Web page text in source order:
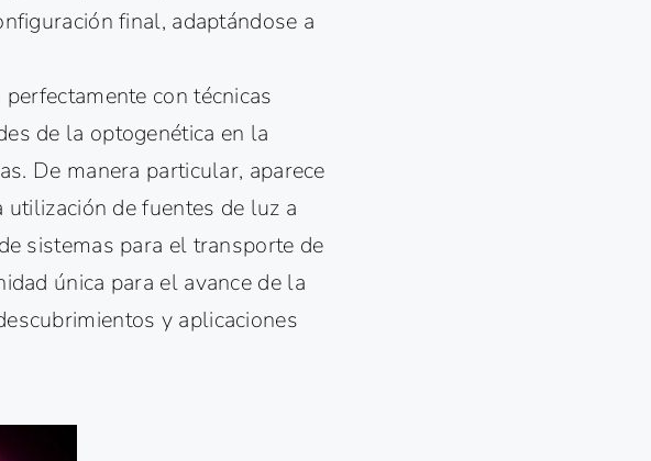
final, adaptándose a
con técnicas
de la optogenética en la
De manera particular, aparece
de fuentes de luz a
sistemas para el transporte de
única para el avance de la
y aplicaciones